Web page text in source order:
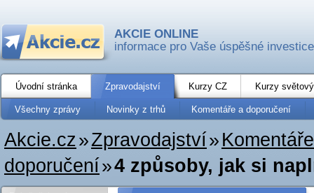
AKCIE ONLINE
informace pro Vaše úspěšné investice
Úvodní stránka Zpravodajství Kurzy CZ Kurzy
Všechny zprávy Novinky z trhů Komentáře a doporučení
Akcie.cz»Zpravodajství»
doporučení»4 způsoby, jak si